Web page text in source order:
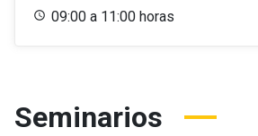
09:00 a 11:00 horas
Seminarios